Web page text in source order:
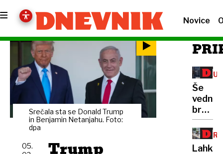
Novice
Srečala sta se Donald Trump
in Benjamin Netanjahu. Foto:
dpa
Trump
05.
Še
vedno
brez
Se
bo
Lahko